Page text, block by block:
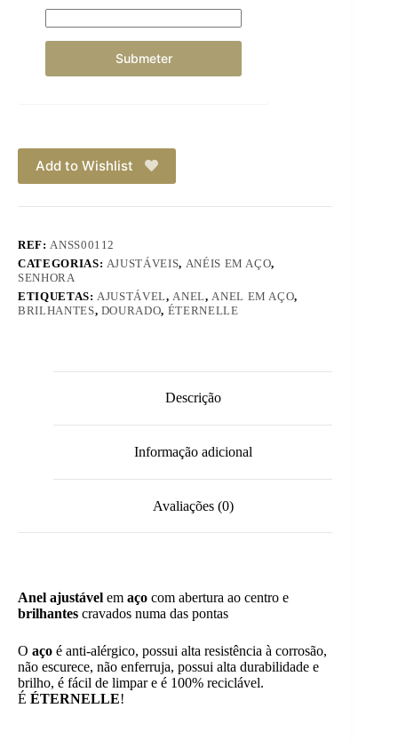
Add to Wishlist
REF: ANSS00112
CATEGORIAS: AJUSTÁVEIS, ANÉIS EM AÇO,
SENHORA
ETIQUETAS: AJUSTÁVEL, ANEL, ANEL EM AÇO,
BRILHANTES, DOURADO, ÉTERNELLE
Descrição
Informação adicional
Avaliações (0)
Anel ajustável em aço com abertura ao centro e
brilhantes cravados numa das pontas
O aço é anti-alérgico, possui alta resistência à corrosão,
não escurece, não enferruja, possui alta durabilidade e
brilho, é fácil de limpar e é 100% reciclável.
É ÉTERNELLE!